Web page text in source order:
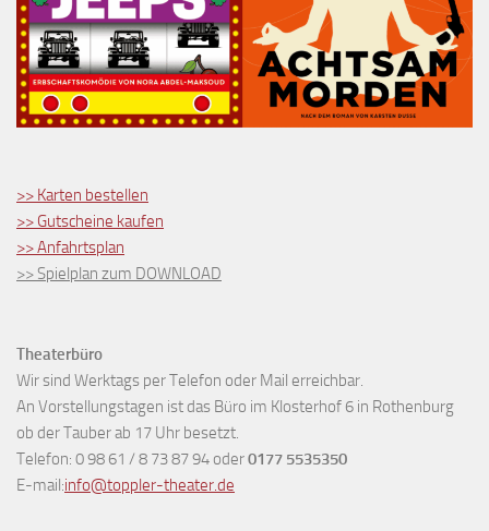
>> Karten bestellen
>> Gutscheine kaufen
>> Anfahrtsplan
>> Spielplan zum DOWNLOAD
Theaterbüro
Wir sind Werktags per Telefon oder Mail erreichbar.
An Vorstellungstagen ist das Büro im Klosterhof 6 in Rothenburg
ob der Tauber ab 17 Uhr besetzt.
Telefon: 0 98 61 / 8 73 87 94 oder0177 5535350
E-mail:info@toppler-theater.de